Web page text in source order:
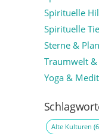
Spirituelle
Spirituelle
Sterne &
Traumwelt
Yoga &
Alte Kulturen